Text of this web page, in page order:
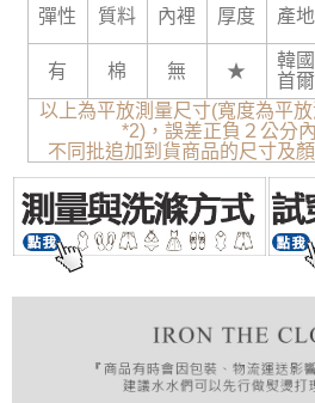
彈性 質料 內裡 厚度
產地
有
棉 無 ★
韓國
首爾
以上為平放測量尺寸(寬度為平
*2)，誤差正負２公分
不同批追加到貨商品的尺寸及